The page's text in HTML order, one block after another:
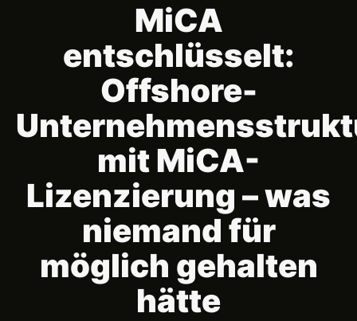
MiCA
entschlüsselt:
Offshore-
mit MiCA-
Lizenzierung – was
niemand für
möglich gehalten
hätte